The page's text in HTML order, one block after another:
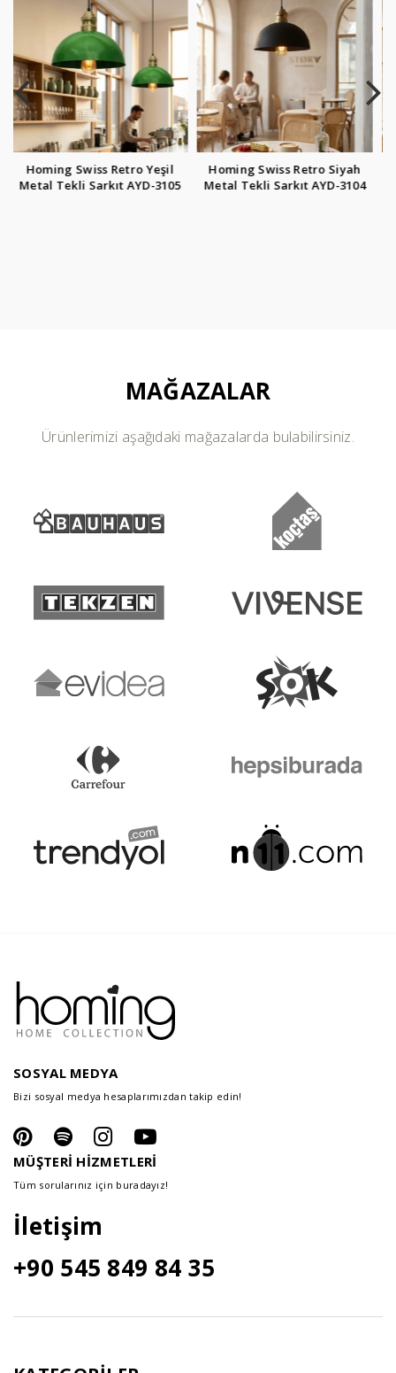
Homing Swiss Retro Siyah
Metal Tekli Sarkıt AYD-3104
Homing Retro Rustik Siyah
Metal Tekli Sarkıt No:1 AYD-
MAĞAZALAR
Ürünlerimizi aşağıdaki mağazalarda bulabilirsiniz.
SOSYAL MEDYA
Bizi sosyal medya hesaplarımızdan takip edin!
MÜŞTERİ HİZMETLERİ
Tüm sorularınız için buradayız!
İletişim
+90 545 849 84 35